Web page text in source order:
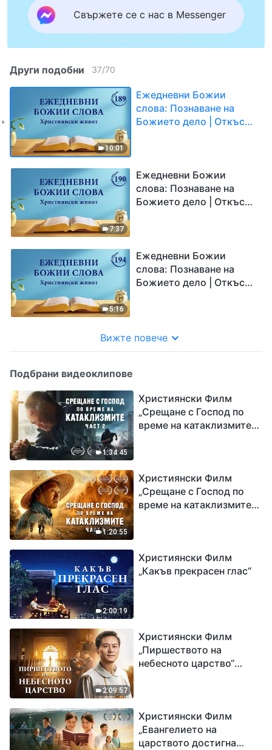
Свържете се с нас в Messenger
Други подобни 37/70
10:01
Ежедневни Божии
слова: Познаване на
Божието дело | Откъс
7:37
Ежедневни Божии
слова: Познаване на
Божието дело | Откъс
5:16
Ежедневни Божии
слова: Познаване на
Божието дело | Откъс
Вижте повече
Подбрани видеоклипове
1:34:45
Християнски Филм
„Срещане с Господ по
време на катаклизмите“
1:20:55
Християнски Филм
„Срещане с Господ по
време на катаклизмите“
2:00:19
Християнски Филм
„Какъв прекрасен глас“
2:09:57
Християнски Филм
„Пиршеството на
небесното царство“
Християнски Филм
„Евангелието на
царството достигна